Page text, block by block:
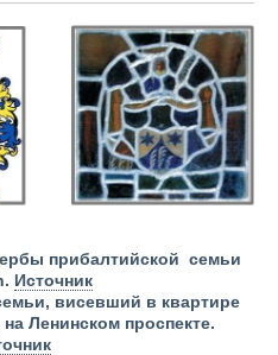
прибалтийской семьи
Источник
висевший в квартире
Ленинском проспекте.